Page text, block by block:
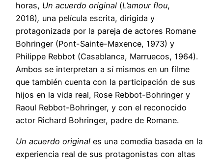
horas, Un acuerdo original (L’amour flou,
2018), una película escrita, dirigida y
protagonizada por la pareja de actores Romane
Bohringer (Pont-Sainte-Maxence, 1973) y
Philippe Rebbot (Casablanca, Marruecos, 1964).
Ambos se interpretan a sí mismos en un filme
que también cuenta con la participación de sus
hijos en la vida real, Rose Rebbot-Bohringer y
Raoul Rebbot-Bohringer, y con el reconocido
actor Richard Bohringer, padre de Romane.
Un acuerdo original es una comedia basada en la
experiencia real de sus protagonistas con altas